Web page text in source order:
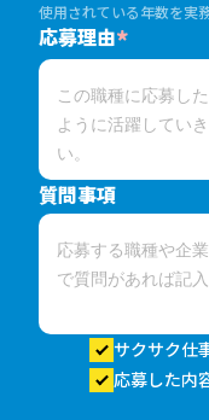
使用されている年数を実
応募理由*
質問事項
サクサク仕
応募した内